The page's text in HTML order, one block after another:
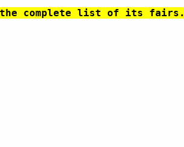
the complete list of its fairs.